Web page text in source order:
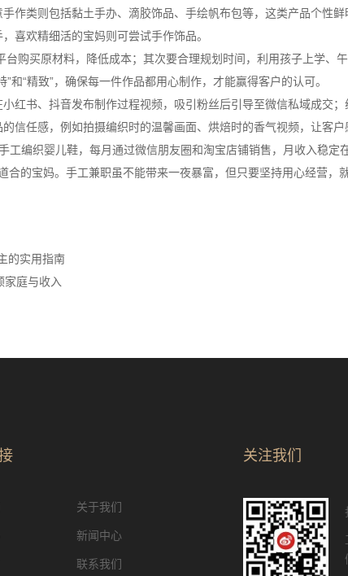
作类则包括黏土手办、滴胶饰品、手绘帆布包等，这类产品个性
喜欢精细活的宝妈则可尝试手作饰品。
购买原材料，降低成本；其次要合理规划时间，利用孩子上学、
“精致”，确保每一件作品都用心制作，才能赢得客户的认可。
红书、抖音发布制作过程视频，吸引粉丝后引导至微信私域成交
任感，例如拍摄编织时的温馨画面、烘焙时的香气视频，让客户
编织婴儿鞋，每月通过微信朋友圈和淘宝店铺销售，月收入稳定
的宝妈。手工兼职虽不能带来一夜暴富，但只要坚持用心经营，
的实用指南
家庭与收入
关于我们
新闻中心
联系我们
关注我们